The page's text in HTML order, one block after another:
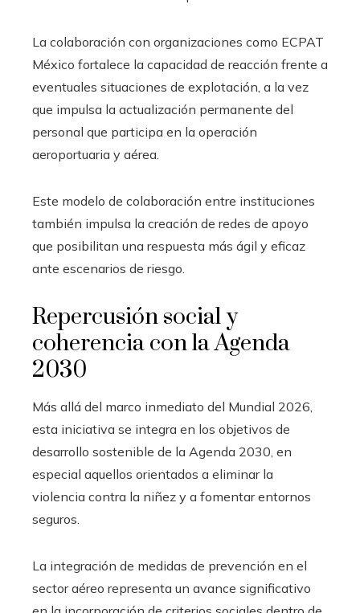
La colaboración con organizaciones como ECPAT
México fortalece la capacidad de reacción frente a
eventuales situaciones de explotación, a la vez
que impulsa la actualización permanente del
personal que participa en la operación
aeroportuaria y aérea.
Este modelo de colaboración entre instituciones
también impulsa la creación de redes de apoyo
que posibilitan una respuesta más ágil y eficaz
ante escenarios de riesgo.
Repercusión social y
coherencia con la Agenda
2030
Más allá del marco inmediato del Mundial 2026,
esta iniciativa se integra en los objetivos de
desarrollo sostenible de la Agenda 2030, en
especial aquellos orientados a eliminar la
violencia contra la niñez y a fomentar entornos
seguros.
La integración de medidas de prevención en el
sector aéreo representa un avance significativo